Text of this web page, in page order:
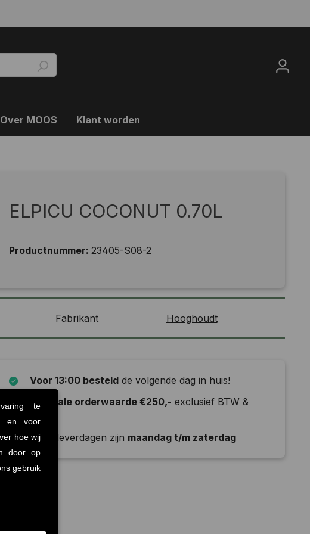
Over MOOS Klant worden
ELPICU COCONUT 0.70L
Productnummer: 23405-S08-2
Fabrikant Hooghoudt
Voor 13:00 besteld de volgende dag in huis!
Minimale orderwaarde €250,- exclusief BTW &
Onze leverdagen zijn maandag t/m zaterdag